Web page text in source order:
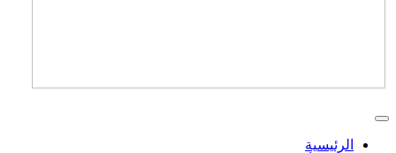
الرئيسية